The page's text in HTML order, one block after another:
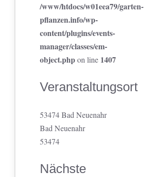
/www/htdocs/w01eea79/garten-
pflanzen.info/wp-
content/plugins/events-
manager/classes/em-
object.phpon line 1407
Veranstaltungsort
53474 Bad Neuenahr
Bad Neuenahr
53474
Nächste